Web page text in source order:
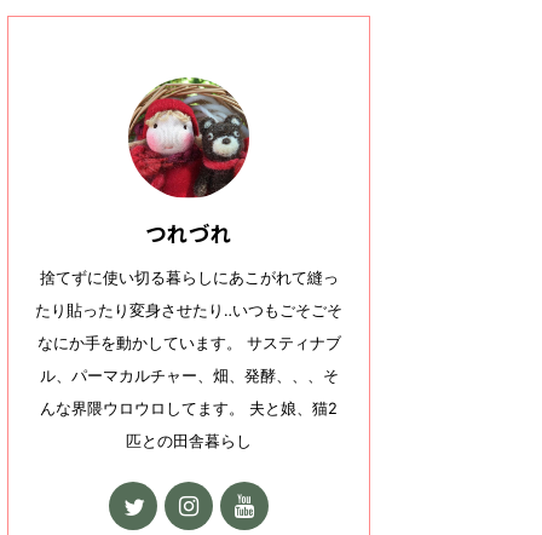
つれづれ
捨てずに使い切る暮らしにあこがれて縫っ
たり貼ったり変身させたり‥いつもごそごそ
なにか手を動かしています。 サスティナブ
ル、パーマカルチャー、畑、発酵、、、そ
んな界隈ウロウロしてます。 夫と娘、猫2
匹との田舎暮らし